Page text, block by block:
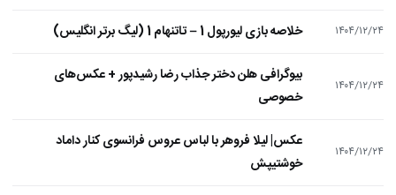
۱۴۰۴/۱۲/۲۴ خلاصه بازی لیورپول 1 – تاتنهام 1 (لیگ برتر انگلیس)
۱۴۰۴/۱۲/۲۴
بیوگرافی هلن دختر جذاب رضا رشیدپور + عکس‌های
خصوصی
۱۴۰۴/۱۲/۲۴
عکس| لیلا فروهر با لباس عروس فرانسوی کنار داماد
خوشتیپش